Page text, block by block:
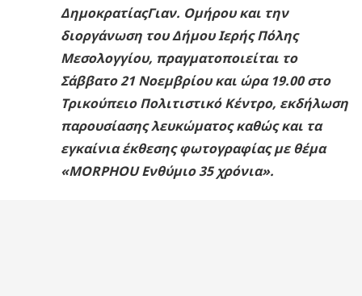
ΔημοκρατίαςΓιαν. Ομήρου και την
διοργάνωση του Δήμου Ιερής Πόλης
Μεσολογγίου, πραγματοποιείται το
Σάββατο 21 Νοεμβρίου και ώρα 19.00 στο
Τρικούπειο Πολιτιστικό Κέντρο, εκδήλωση
παρουσίασης λευκώματος καθώς και τα
εγκαίνια έκθεσης φωτογραφίας με θέμα
«MORPHOU Ενθύμιο 35 χρόνια».